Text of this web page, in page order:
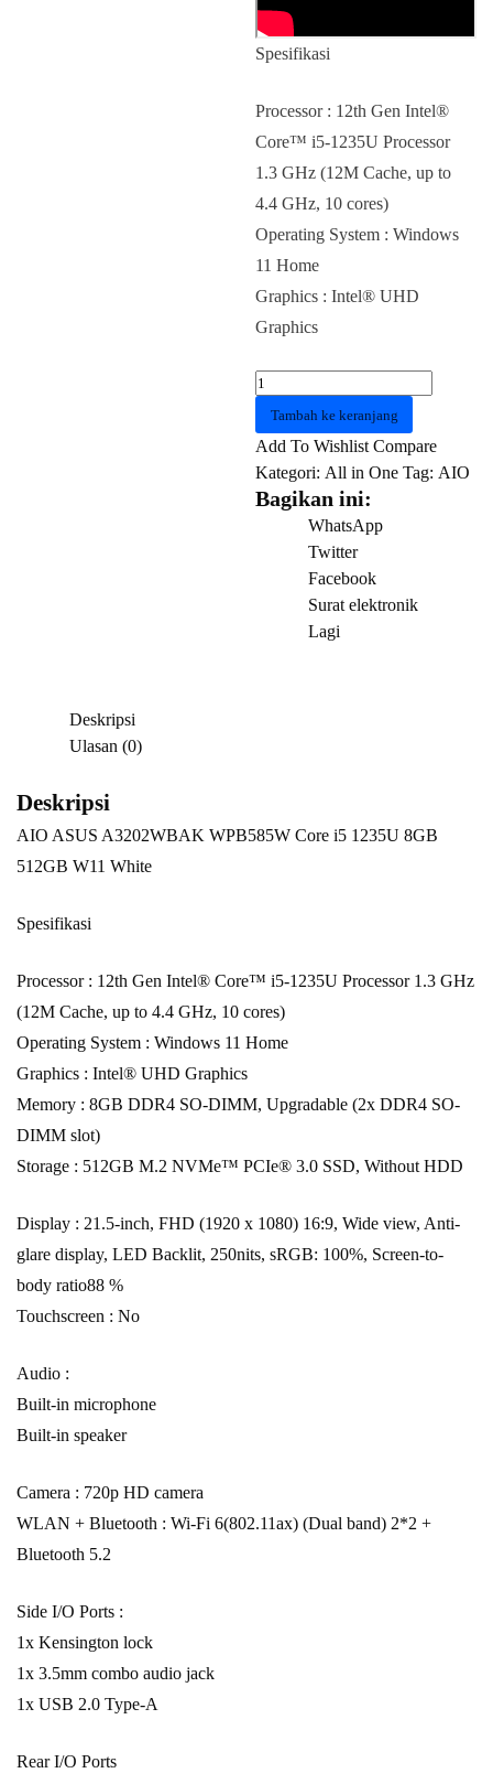
Spesifikasi
Processor : 12th Gen Intel®
Core™ i5-1235U Processor
1.3 GHz (12M Cache, up to
4.4 GHz, 10 cores)
Operating System : Windows
11 Home
Graphics : Intel® UHD
Graphics
Kuantitas
AIO
ASUS
WPB585W
Core
Tambah ke keranjang
Add To Wishlist Compare
Kategori: All in One Tag: AIO
Bagikan ini:
WhatsApp
Twitter
Facebook
Surat elektronik
Lagi
Deskripsi
Ulasan (0)
Deskripsi
AIO ASUS A3202WBAK WPB585W Core i5 1235U 8GB
512GB W11 White
Spesifikasi
Processor : 12th Gen Intel® Core™ i5-1235U Processor 1.3 GHz
(12M Cache, up to 4.4 GHz, 10 cores)
Operating System : Windows 11 Home
Graphics : Intel® UHD Graphics
Memory : 8GB DDR4 SO-DIMM, Upgradable (2x DDR4 SO-
DIMM slot)
Storage : 512GB M.2 NVMe™ PCIe® 3.0 SSD, Without HDD
Display : 21.5-inch, FHD (1920 x 1080) 16:9, Wide view, Anti-
glare display, LED Backlit, 250nits, sRGB: 100%, Screen-to-
body ratio88 %
Touchscreen : No
Audio :
Built-in microphone
Built-in speaker
Camera : 720p HD camera
WLAN + Bluetooth : Wi-Fi 6(802.11ax) (Dual band) 2*2 +
Bluetooth 5.2
Side I/O Ports :
1x Kensington lock
1x 3.5mm combo audio jack
1x USB 2.0 Type-A
Rear I/O Ports